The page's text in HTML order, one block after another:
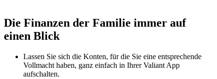
Die Finanzen der Familie immer auf
einen Blick
Lassen Sie sich die Konten, für die Sie eine entsprechende
Vollmacht haben, ganz einfach in Ihrer Valiant App
aufschalten.